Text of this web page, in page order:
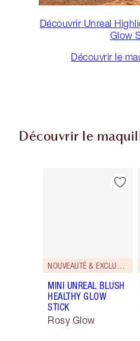
Découvrir Unreal
Glow
Découvrir le
Découvrir le
Article 1 sur
NOUVEAUTÉ & EXCLUSIVITÉ!
MINI UNREAL BLUSH
HEALTHY GLOW
STICK
Rosy Glow